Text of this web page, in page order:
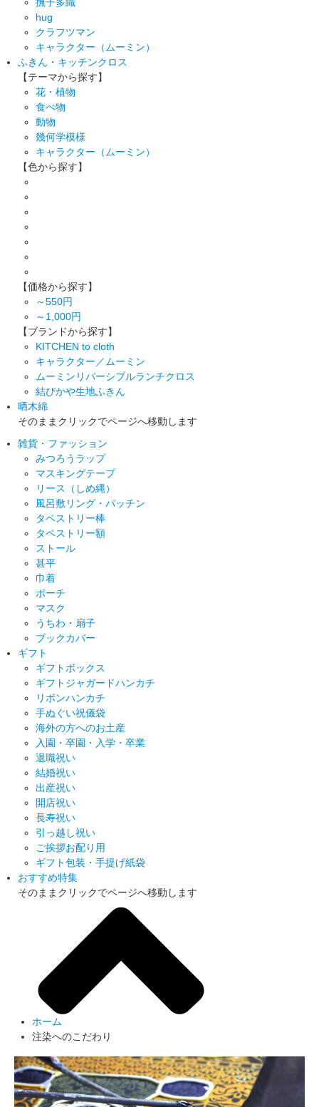
hug
クラフツマン
キャラクター（ムーミン）
ふきん・キッチンクロス
【テーマから探す】
花・植物
食べ物
動物
幾何学模様
キャラクター（ムーミン）
【色から探す】
【価格から探す】
～550円
～1,000円
【ブランドから探す】
KITCHEN to cloth
キャラクター／ムーミン
ムーミンリバーシブルランチクロス
結びかや生地ふきん
晒木綿
そのままクリックでページへ移動します
雑貨・ファッション
みつろうラップ
マスキングテープ
リース（しめ縄）
風呂敷リング・パッチン
タペストリー棒
タペストリー額
ストール
甚平
巾着
ポーチ
マスク
うちわ・扇子
ブックカバー
ギフト
ギフトボックス
ギフトジャガードハンカチ
リボンハンカチ
手ぬぐい祝儀袋
海外の方へのお土産
入園・卒園・入学・卒業
退職祝い
結婚祝い
出産祝い
開店祝い
長寿祝い
引っ越し祝い
ご挨拶お配り用
ギフト包装・手提げ紙袋
おすすめ特集
そのままクリックでページへ移動します
ホーム
注染へのこだわり